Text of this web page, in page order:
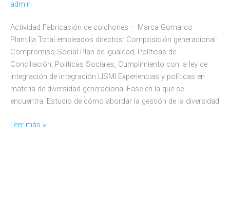
admin
Actividad Fabricación de colchones – Marca Gomarco
Plantilla Total empleados directos: Composición generacional:
Compromiso Social Plan de Igualdad, Políticas de
Conciliación, Políticas Sociales, Cumplimiento con la ley de
integración de integración LISMI Experiencias y políticas en
materia de diversidad generacional Fase en la que se
encuentra. Estudio de cómo abordar la gestión de la diversidad
Gomarco
Leer más »